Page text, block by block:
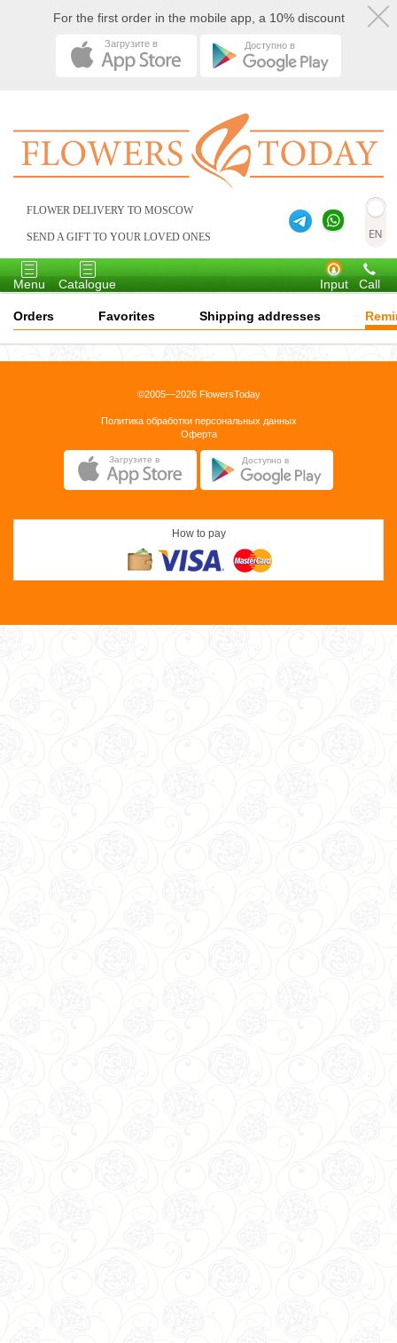
For the first order in the mobile app, a 10% discount
Загрузите в Доступно в
FLOWER DELIVERY TO MOSCOW
SEND A GIFT TO YOUR LOVED ONES
Toggle
navigation
Menu
Toggle
navigation
Catalogue Call
Input
Orders Favorites Shipping addresses
©2005—2026 FlowersToday
Политика обработки персональных данных
Оферта
Загрузите в Доступно в
How to pay